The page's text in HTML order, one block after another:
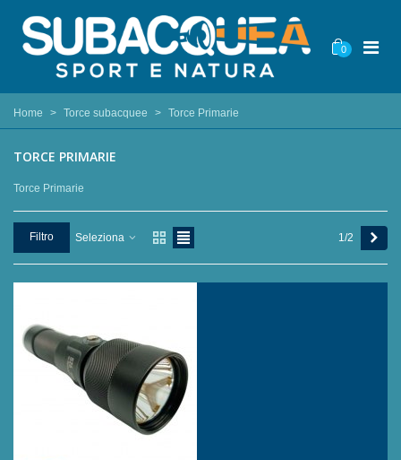
0
Home > Torce subacquee > Torce Primarie
TORCE PRIMARIE
Torce Primarie
Filtro Seleziona 1/2